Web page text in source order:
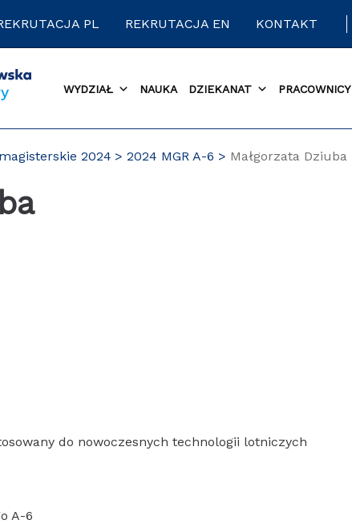
PL REKRUTACJA EN KONTAKT
WYDZIAŁ NAUKA DZIEKANAT PRACOWNICY
2024 2024 MGR A-6 Małgorzata Dziuba
do nowoczesnych technologii lotniczych
A-6